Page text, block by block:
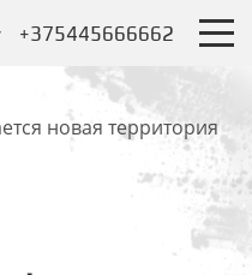
+375445666662
новая территория